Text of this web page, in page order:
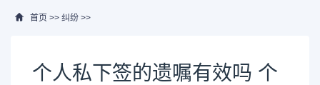
首页 >> 纠纷 >>
个人私下签的遗嘱有效吗 个